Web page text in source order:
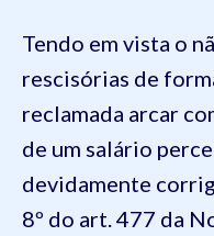
Tendo em vista o
rescisórias de
reclamada arcar
de um salário
devidamente
8º do art. 477 da